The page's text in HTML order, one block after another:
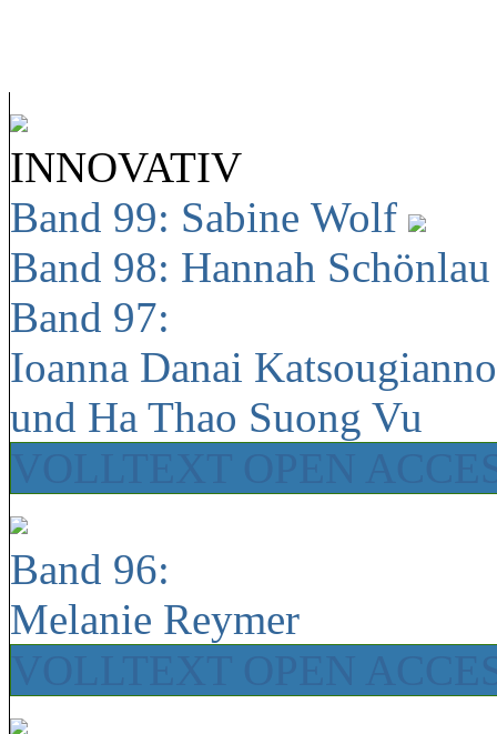
INNOVATIV
Band 99: Sabine Wolf
Band 98: Hannah
Band 97:
Ioanna Danai
und Ha Thao Suong Vu
Band 96:
Melanie Reymer